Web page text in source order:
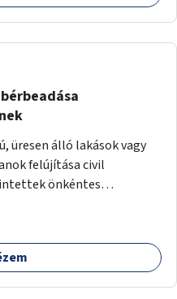
üresen álló lakások vagy
felújítása civil
önkéntes